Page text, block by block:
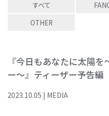
すべて
OTHER
『今日もあなたに太陽
ー～』ティーザー予告編
2023.10.05 | MEDIA